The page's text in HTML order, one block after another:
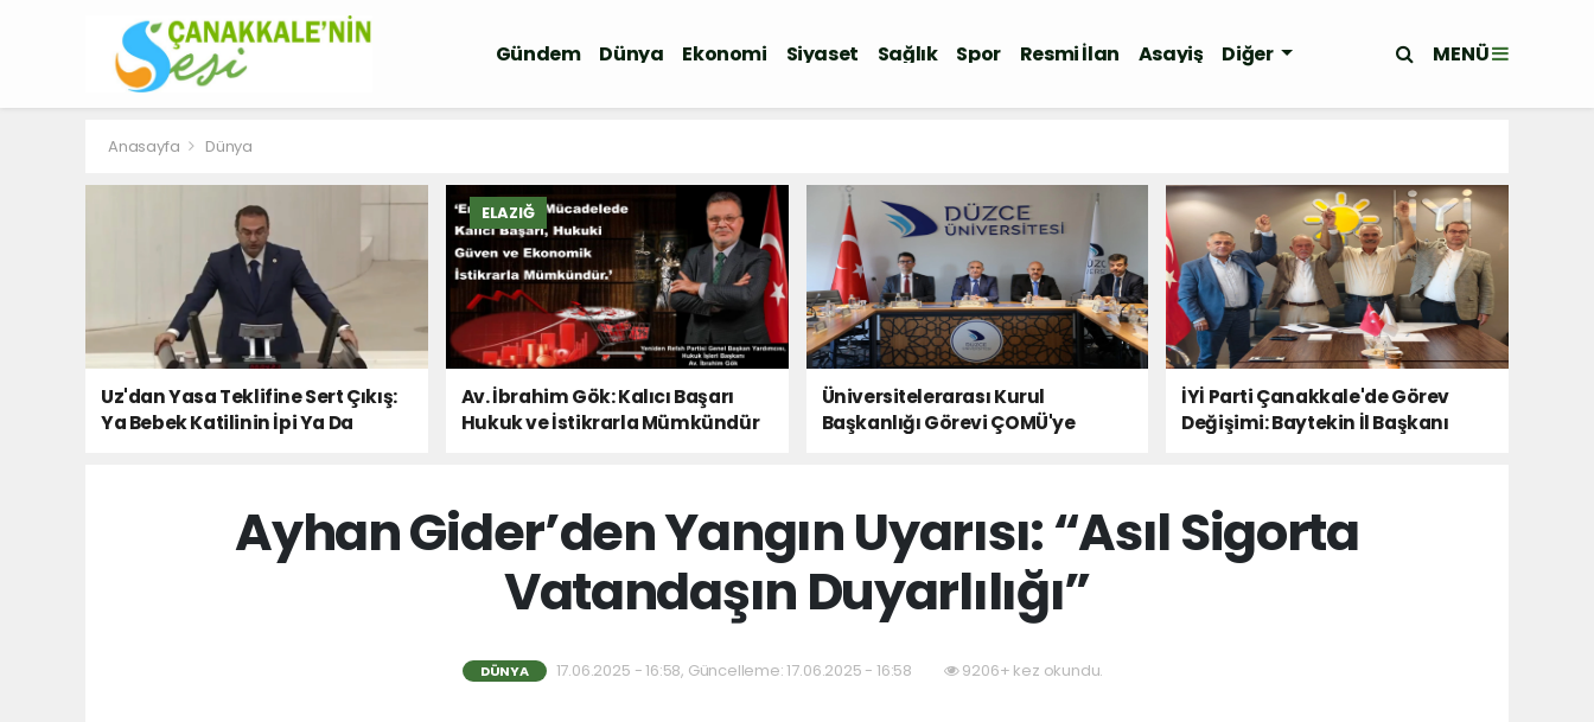
Gündem Dünya Ekonomi Siyaset Sağlık Spor Resmi İlan Asayiş Diğer MENÜ
Anasayfa Dünya
Uz'dan Yasa Teklifine Sert Çıkış:
Ya Bebek Katilinin İpi Ya Da
ELAZIĞ
Av. İbrahim Gök: Kalıcı Başarı
Hukuk ve İstikrarla Mümkündür
Üniversitelerarası Kurul
Başkanlığı Görevi ÇOMÜ'ye
İYİ Parti Çanakkale'de Görev
Değişimi: Baytekin İl Başkanı
Ayhan Gider’den Yangın Uyarısı: “Asıl Sigorta
Vatandaşın Duyarlılığı”
DÜNYA 17.06.2025 - 16:58, Güncelleme: 17.06.2025 - 16:58 9206+ kez okundu.